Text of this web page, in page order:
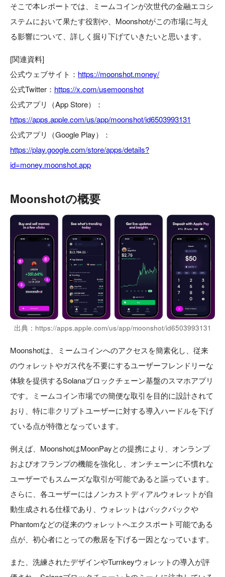
そこで本レポートでは、ミームコインが次世代の金融エコシ
ステムにおいて果たす役割や、Moonshotがこの市場に与え
る影響について、詳しく掘り下げていきたいと思います。
[関連資料]
公式ウェブサイト： https://moonshot.money/
公式Twitter： https://x.com/usemoonshot
公式アプリ（App Store）：
https://apps.apple.com/us/app/moonshot/id6503993131
公式アプリ（Google Play）：
https://play.google.com/store/apps/details?
id=money.moonshot.app
Moonshotの概要
出典：https://apps.apple.com/us/app/moonshot/id6503993131
Moonshotは、ミームコインへのアクセスを簡素化し、従来
のウォレットやガス代を不要にするユーザーフレンドリーな
体験を提供するSolanaブロックチェーン基盤のスマホアプリ
です。ミームコイン市場での簡便な取引を目的に設計されて
おり、特に非クリプトユーザーに対する導入ハードルを下げ
ている点が特徴となっています。
例えば、MoonshotはMoonPayとの提携により、オンランプ
およびオフランプの機能を強化し、オンチェーンに不慣れな
ユーザーでもスムーズな取引が可能であると謳っています。
さらに、各ユーザーにはノンカストディアルウォレットが自
動生成される仕様であり、ウォレットはバックパックや
Phantomなどの従来のウォレットへエクスポート可能である
点が、初心者にとっての敷居を下げる一因となっています。
また、洗練されたデザインやTurnkeyウォレットの導入が評